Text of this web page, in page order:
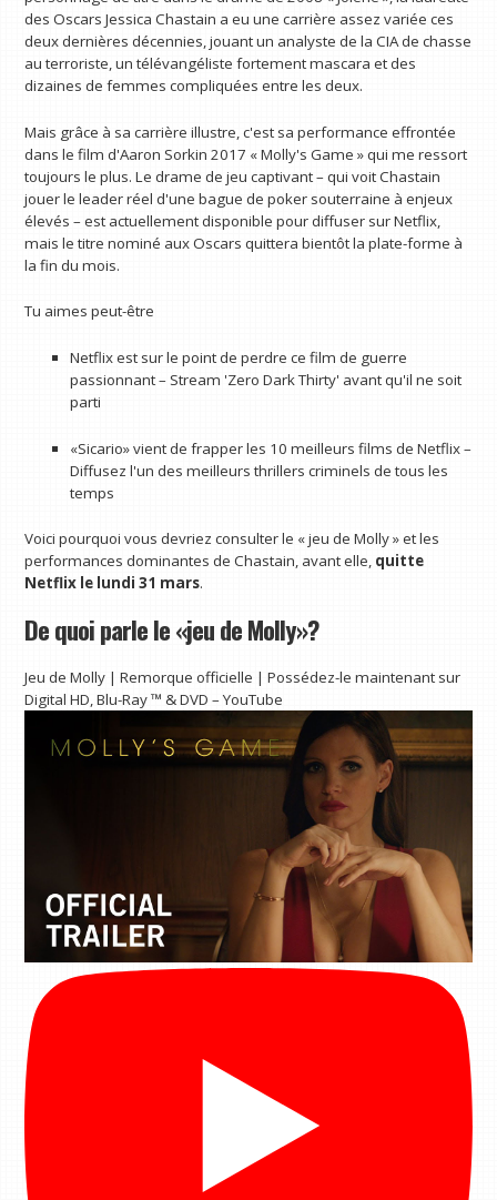
des Oscars Jessica Chastain a eu une carrière assez variée ces
deux dernières décennies, jouant un analyste de la CIA de chasse
au terroriste, un télévangéliste fortement mascara et des
dizaines de femmes compliquées entre les deux.
Mais grâce à sa carrière illustre, c'est sa performance effrontée
dans le film d'Aaron Sorkin 2017 « Molly's Game » qui me ressort
toujours le plus. Le drame de jeu captivant – qui voit Chastain
jouer le leader réel d'une bague de poker souterraine à enjeux
élevés – est actuellement disponible pour diffuser sur Netflix,
mais le titre nominé aux Oscars quittera bientôt la plate-forme à
la fin du mois.
Tu aimes peut-être
Netflix est sur le point de perdre ce film de guerre
passionnant – Stream 'Zero Dark Thirty' avant qu'il ne soit
parti
«Sicario» vient de frapper les 10 meilleurs films de Netflix –
Diffusez l'un des meilleurs thrillers criminels de tous les
temps
Voici pourquoi vous devriez consulter le « jeu de Molly » et les
performances dominantes de Chastain, avant elle, quitte
Netflix le lundi 31 mars.
De quoi parle le «jeu de Molly»?
Jeu de Molly | Remorque officielle | Possédez-le maintenant sur
Digital HD, Blu-Ray ™ & DVD – YouTube